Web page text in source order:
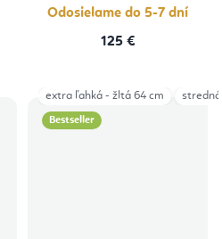
Odosielame do 5-7 dní
125 €
Bestseller
extra ľahká - žltá 64 cm